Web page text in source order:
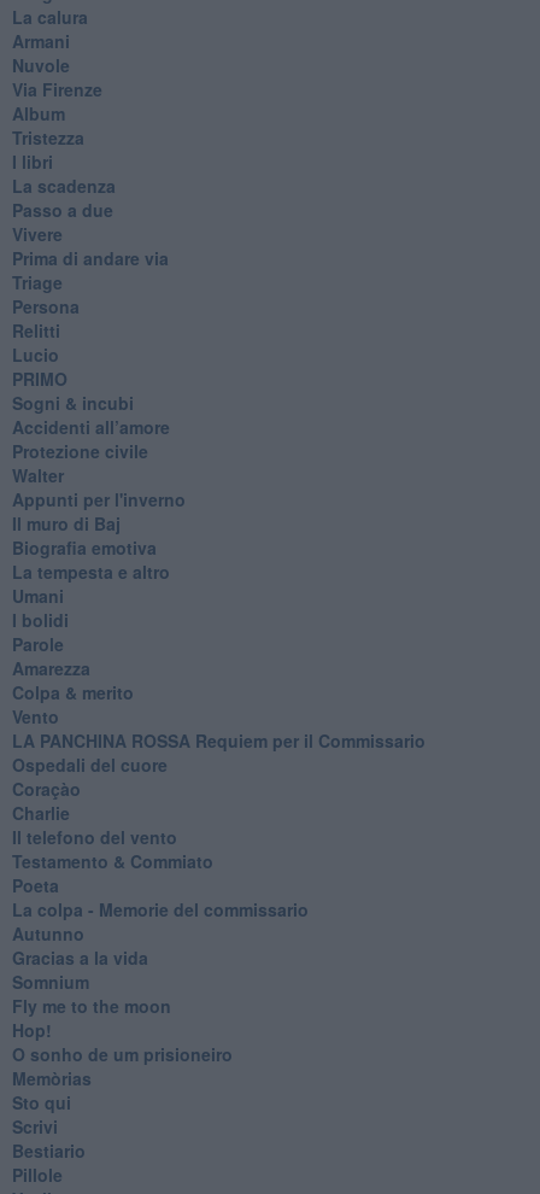
La calura
Armani
Nuvole
Via Firenze
Album
Tristezza
I libri
La scadenza
Passo a due
Vivere
Prima di andare via
Triage
Persona
Relitti
Lucio
PRIMO
Sogni & incubi
Accidenti all’amore
Protezione civile
Walter
Appunti per l'inverno
Il muro di Baj
Biografia emotiva
La tempesta e altro
Umani
I bolidi
Parole
Amarezza
Colpa & merito
Vento
​LA PANCHINA ROSSA Requiem per il Commissario
Ospedali del cuore
Coraçào
Charlie
Il telefono del vento
Testamento & Commiato
Poeta
​La colpa - Memorie del commissario
Autunno
Gracias a la vida
Somnium
Fly me to the moon
Hop!
O sonho de um prisioneiro
Memòrias
Sto qui
Scrivi
Bestiario
Pillole